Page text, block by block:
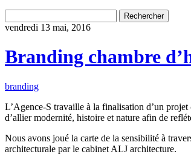
vendredi 13 mai, 2016
Branding chambre
branding
L’Agence-S travaille à la finalisation d’un
d’allier modernité, histoire et nature afin de
Nous avons joué la carte de la sensibilité à
architecturale par le cabinet ALJ architecture.